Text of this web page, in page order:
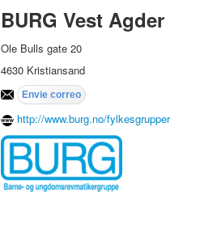
BURG Vest Agder
Ole Bulls gate 20
4630 Kristiansand
http://www.burg.no/fylkesgrupper